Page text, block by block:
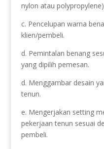
nylon atau
c. Pencelupan warna
klien/pembeli.
d. Pemintalan benang
yang dipilih pemesan.
d. Menggambar desain
tenun.
e. Mengerjakan setting
pekerjaan tenun sesuai
pembeli.